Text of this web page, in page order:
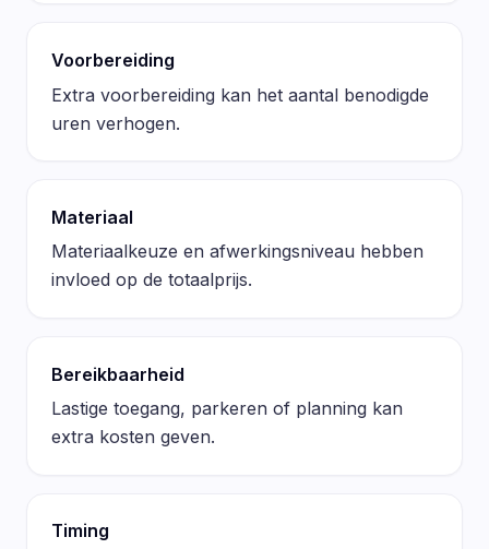
Voorbereiding
Extra voorbereiding kan het aantal benodigde
uren verhogen.
Materiaal
Materiaalkeuze en afwerkingsniveau hebben
invloed op de totaalprijs.
Bereikbaarheid
Lastige toegang, parkeren of planning kan
extra kosten geven.
Timing